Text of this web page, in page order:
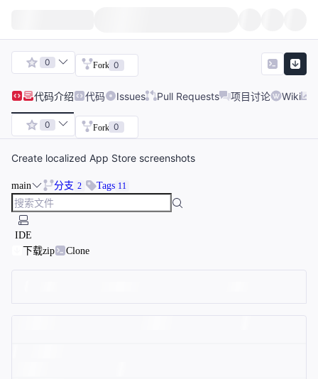
0 Fork 0
代码介绍 代码 Issues Pull Requests 项目讨论 Wiki
0 Fork 0
Create localized App Store screenshots
main 分支 2 Tags 11
IDE
下载zip
Clone